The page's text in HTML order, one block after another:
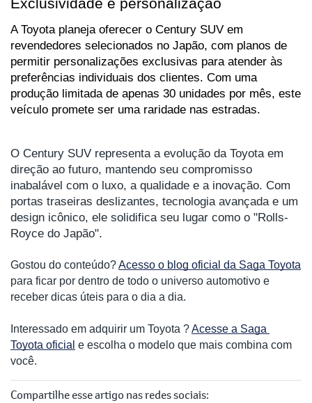
Exclusividade e personalização
A Toyota planeja oferecer o Century SUV em
revendedores selecionados no Japão, com planos de
permitir personalizações exclusivas para atender às
preferências individuais dos clientes. Com uma
produção limitada de apenas 30 unidades por mês, este
veículo promete ser uma raridade nas estradas.
O Century SUV representa a evolução da Toyota em
direção ao futuro, mantendo seu compromisso
inabalável com o luxo, a qualidade e a inovação. Com
portas traseiras deslizantes, tecnologia avançada e um
design icônico, ele solidifica seu lugar como o "Rolls-
Royce do Japão".
Gostou do conteúdo? Acesso o blog oficial da Saga Toyota
para ficar por dentro de todo o universo automotivo e
receber dicas úteis para o dia a dia.
Interessado em adquirir um Toyota ? Acesse a Saga
Toyota oficial e escolha o modelo que mais combina com
você.
Compartilhe esse artigo nas redes sociais: